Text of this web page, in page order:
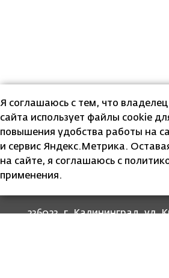
236023, г. Калининград, ул.
Я соглашаюсь с тем, что владелец
сайта использует файлы cookie
повышения удобства работы на
и сервис Яндекс.Метрика.
на сайте, я соглашаюсь с
применения.